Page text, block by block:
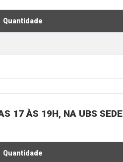
Quantidade
17 ÀS 19H, NA UBS SEDE
Quantidade